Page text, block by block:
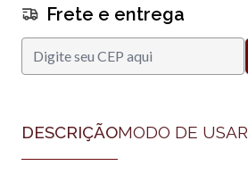
Frete e entrega
DESCRIÇÃOMODO DE USAR